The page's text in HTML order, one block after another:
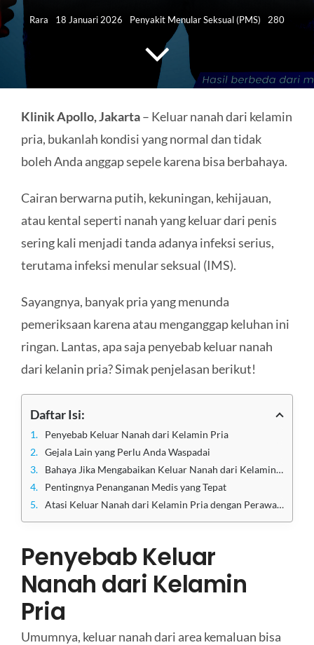
Rara 18 Januari 2026 Penyakit Menular Seksual (PMS) 280
Klinik Apollo, Jakarta– Keluar nanah dari kelamin
pria, bukanlah kondisi yang normal dan tidak
boleh Anda anggap sepele karena bisa berbahaya.
Cairan berwarna putih, kekuningan, kehijauan,
atau kental seperti nanah yang keluar dari penis
sering kali menjadi tanda adanya infeksi serius,
terutama infeksi menular seksual (IMS).
Sayangnya, banyak pria yang menunda
pemeriksaan karena atau menganggap keluhan ini
ringan. Lantas, apa saja penyebab keluar nanah
dari kelanin pria? Simak penjelasan berikut!
Daftar Isi:
Penyebab Keluar Nanah dari Kelamin Pria
Gejala Lain yang Perlu Anda Waspadai
Bahaya Jika Mengabaikan Keluar Nanah dari Kelamin Pria
Pentingnya Penanganan Medis yang Tepat
Atasi Keluar Nanah dari Kelamin Pria dengan Perawatan di Klinik Apollo Jakarta
Penyebab Keluar
Nanah dari Kelamin
Pria
Umumnya, keluar nanah dari area kemaluan bisa